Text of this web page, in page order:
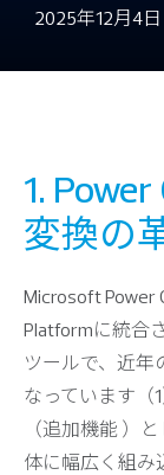
2025年12月4日
1.
変換の
Microsoft Power
Platformに統合
ツールで、近年
なっています（
（追加機能 ）
体に幅広く組み